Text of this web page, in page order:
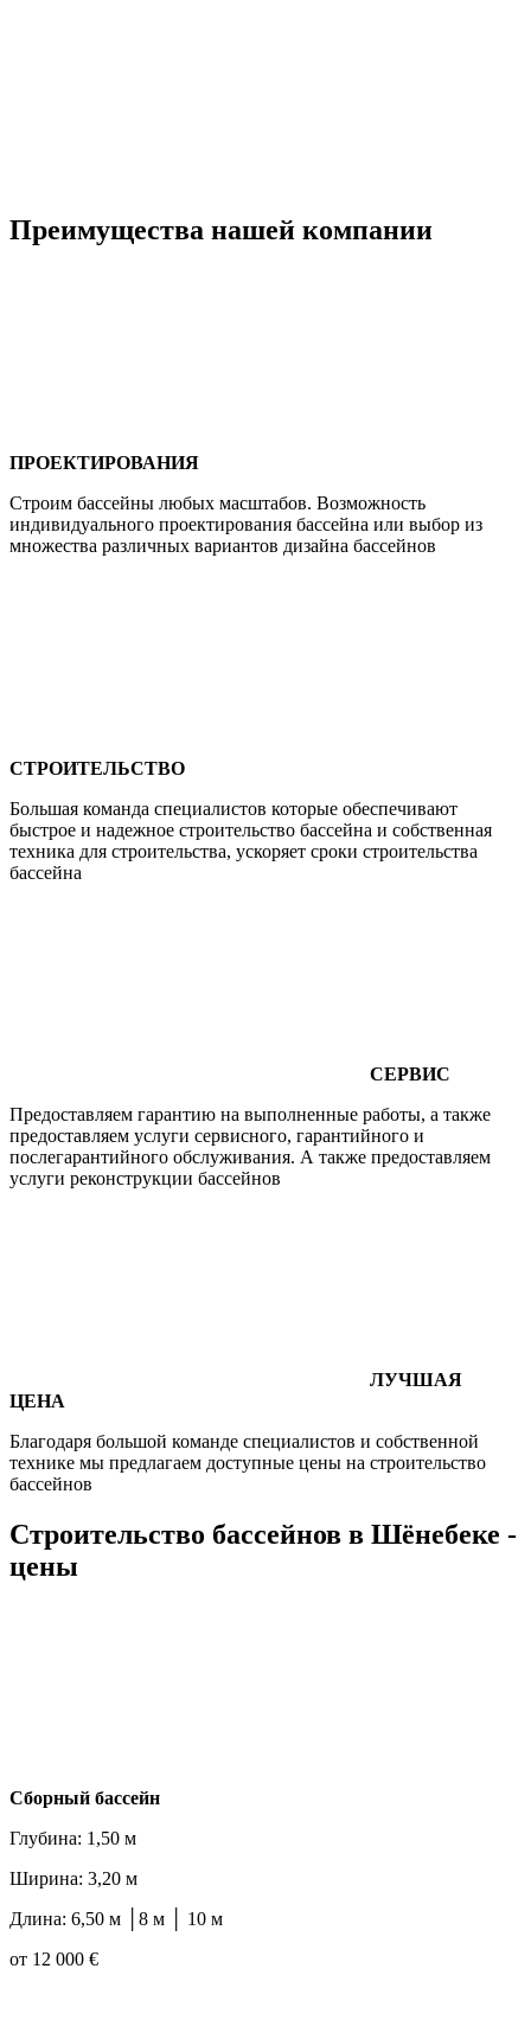
Преимущества нашей компании
ПРОЕКТИРОВАНИЯ
Строим бассейны любых масштабов. Возможность
индивидуального проектирования бассейна или выбор из
множества различных вариантов дизайна бассейнов
СТРОИТЕЛЬСТВО
Большая команда специалистов которые обеспечивают
быстрое и надежное строительство бассейна и собственная
техника для строительства, ускоряет сроки строительства
бассейна
СЕРВИС
Предоставляем гарантию на выполненные работы, а также
предоставляем услуги сервисного, гарантийного и
послегарантийного обслуживания. А также предоставляем
услуги реконструкции бассейнов
ЛУЧШАЯ
ЦЕНА
Благодаря большой команде специалистов и собственной
технике мы предлагаем доступные цены на строительство
бассейнов
Строительство бассейнов в Шёнебеке -
цены
Cборный бассейн
Глубина: 1,50 м
Ширина: 3,20 м
Длина: 6,50 м │8 м │ 10 м
от 12 000 €